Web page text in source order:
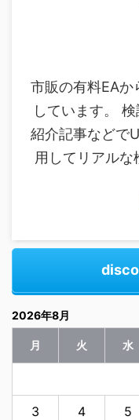
市販の有料EAか
しています。
紹介記事などで
用してリアルな
2026年8月
月 火 水
3 4 5